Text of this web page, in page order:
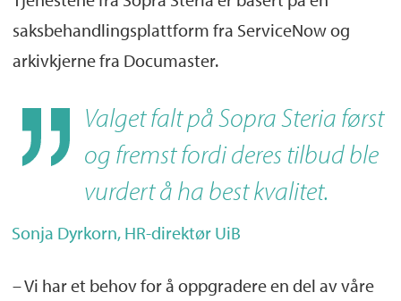
saksbehandlingsplattform fra ServiceNow og
arkivkjerne fra Documaster.
Valget falt på Sopra Steria først
og fremst fordi deres tilbud ble
vurdert å ha best kvalitet.
Sonja Dyrkorn, HR-direktør UiB
– Vi har et behov for å oppgradere en del av våre